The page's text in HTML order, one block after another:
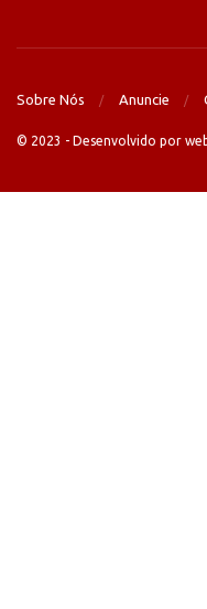
Sobre Nós Anuncie
© 2023 - Desenvolvido por